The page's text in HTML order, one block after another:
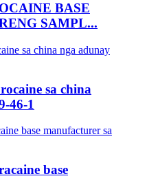
BASE
SAMPL...
sa china
46-1
base